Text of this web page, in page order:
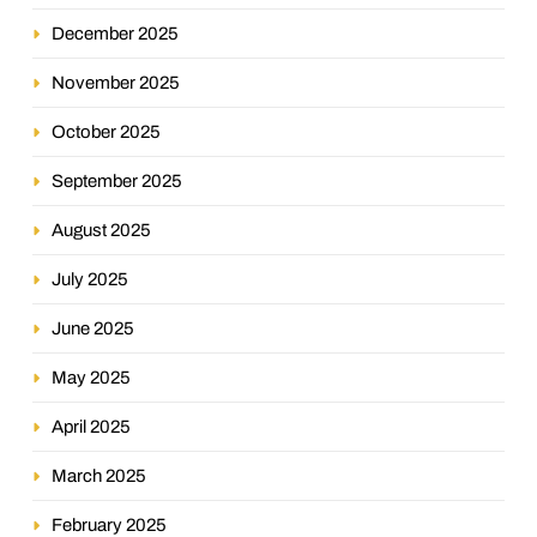
December 2025
November 2025
October 2025
September 2025
August 2025
July 2025
June 2025
May 2025
April 2025
March 2025
February 2025